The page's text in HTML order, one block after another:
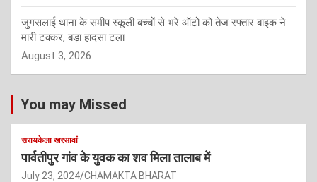
जुगसलाई थाना के समीप स्कूली बच्चों से भरे ऑटो को तेज रफ्तार बाइक ने
मारी टक्कर, बड़ा हादसा टला
August 3, 2026
You may Missed
सरायकेला खरसावां
पार्वतीपुर गांव के युवक का शव मिला तालाब में
July 23, 2024 CHAMAKTA BHARAT